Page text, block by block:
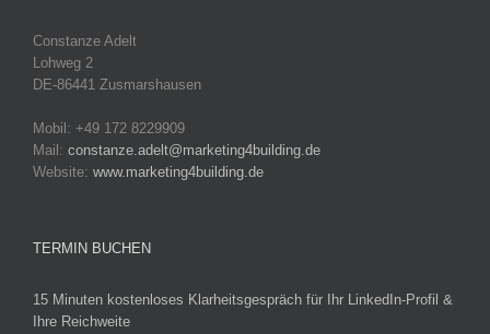
Constanze Adelt
Lohweg 2
DE-86441 Zusmarshausen
Mobil: +49 172 8229909
Mail: constanze.adelt@marketing4building.de
Website: www.marketing4building.de
TERMIN BUCHEN
15 Minuten kostenloses Klarheitsgespräch für Ihr LinkedIn-Profil &
Ihre Reichweite